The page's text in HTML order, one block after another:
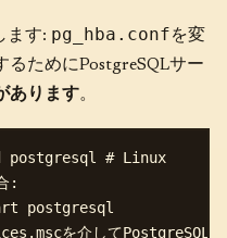
ます: pg_hba.confを変
るためにPostgreSQLサー
あります。
postgresql # Linux
:
postgresql